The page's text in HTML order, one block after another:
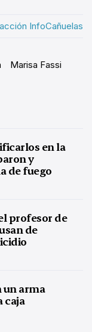
InfoCañuelas
Marisa Fassi
en la
y
de fuego
profesor de
de
un arma
caja